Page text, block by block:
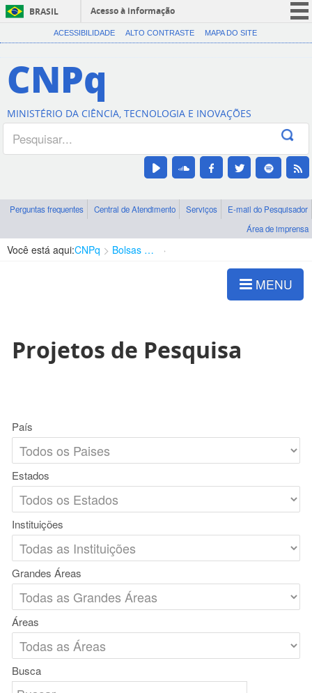
BRASIL
Acesso à informação
CORONAVÍRUS (COVID-19)
Canais
ACESSIBILIDADE ALTO CONTRASTE MAPA DO SITE
CNPq
MINISTÉRIO DA CIÊNCIA, TECNOLOGIA E INOVAÇÕES
Perguntas frequentes Central de Atendimento Serviços
E-mail do Pesquisador
Área de imprensa
Você está aqui:CNPq Bolsas e Auxílios Vigentes
MENU
Projetos de Pesquisa
País
Estados
Instituições
Grandes Áreas
Áreas
Busca